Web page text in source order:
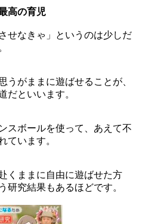
高の育児
せなきゃ」というのは少しだ
うがままに遊ばせることが、
だといいます。
スボールを使って、あえて不
ています。
くままに自由に遊ばせた方
研究結果もあるほどです。